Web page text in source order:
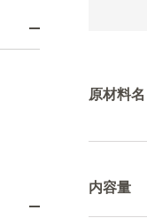
原材料名
内容量